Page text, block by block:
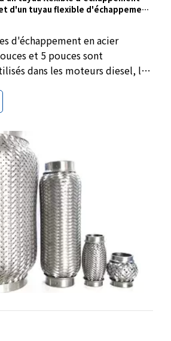
d'un tuyau flexible d'échappement
d'échappement en acier
et 5 pouces sont
dans les moteurs diesel, les
de verrouillage et un
304, ces tuyaux
à l'approvisionnement OEM,
et aux achats en gros.